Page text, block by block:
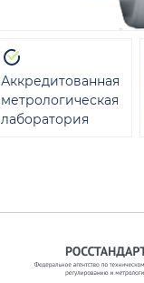
Аккредитованная
метрологическая
лаборатория